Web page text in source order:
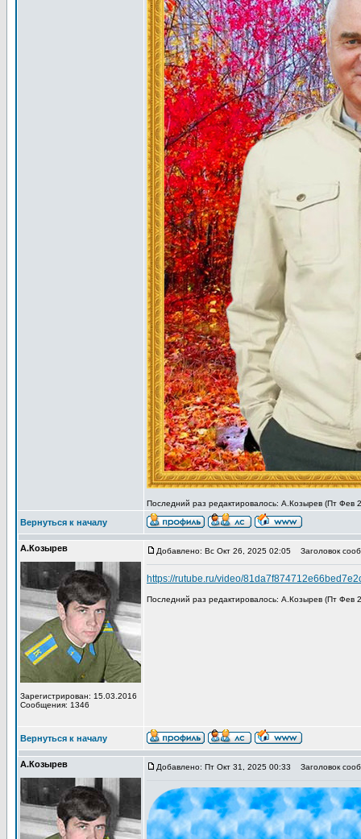
Последний раз редактировалось: А.Козырев (Пт Фев
Вернуться к началу
А.Козырев
Зарегистрирован: 15.03.2016
Сообщения: 1346
Добавлено: Вс Окт 26, 2025 02:05 Заголовок
https://rutube.ru/video/
Последний раз редактировалось: А.Козырев (Пт Фев
Вернуться к началу
А.Козырев Добавлено: Пт Окт 31, 2025 00:33 Заголовок